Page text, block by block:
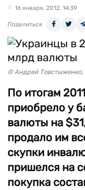
16 января, 2012, 14:39
Поделиться
© Андрей Товстыженко,
По итогам
приобрело у
валюты на
продало им
скупки
пришелся на
покупка